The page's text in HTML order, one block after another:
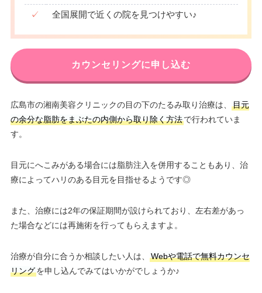
✓ 全国展開で近くの院を見つけやすい♪
カウンセリングに申し込む
広島市の湘南美容クリニックの目の下のたるみ取り治療は、
目元
の余分な脂肪をまぶたの内側から取り除く方法で行われていま
す。
目元にへこみがある場合には脂肪注入を併用することもあり、治
療によってハリのある目元を目指せるようです◎
また、治療には2年の保証期間が設けられており、左右差があっ
た場合などには再施術を行ってもらえますよ。
治療が自分に合うか相談したい人は、
Webや電話で無料カウンセ
リングを申し込んでみてはいかがでしょうか♪